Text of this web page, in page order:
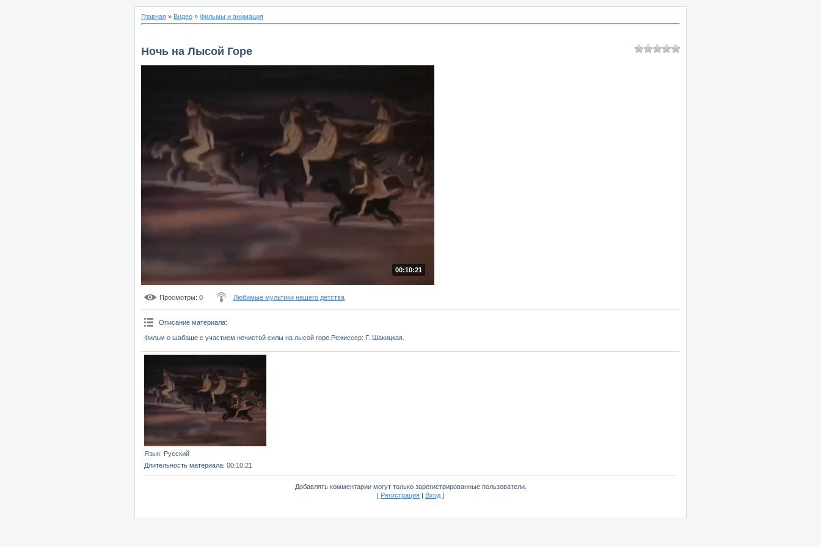
Главная » Видео » Фильмы и анимация
Ночь на Лысой Горе
00:10:21
Просмотры: 0 Любимые мультики нашего детства
Описание материала:
Фильм о шабаше с участием нечистой силы на лысой горе.Режиссер: Г. Шакицкая.
Язык: Русский
Длительность материала: 00:10:21
Добавлять комментарии могут только зарегистрированные пользователи.
[ Регистрация | Вход ]